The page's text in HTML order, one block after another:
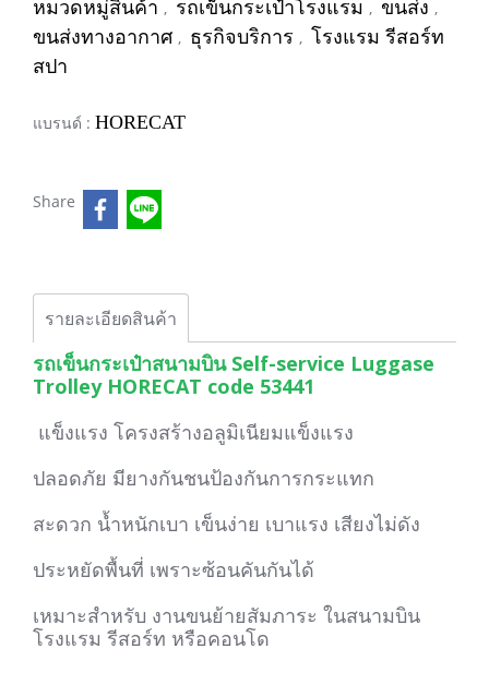
หมวดหมู่สินค้า , รถเข็นกระเป๋าโรงแรม , ขนส่ง ,
ขนส่งทางอากาศ , ธุรกิจบริการ , โรงแรม รีสอร์ท
สปา
แบรนด์ : HORECAT
Share
รายละเอียดสินค้า
รถเข็นกระเป๋าสนามบิน Self-service Luggase
Trolley HORECAT code 53441
แข็งแรง โครงสร้างอลูมิเนียมแข็งแรง
ปลอดภัย มียางกันชนป้องกันการกระแทก
สะดวก น้ำหนักเบา เข็นง่าย เบาแรง เสียงไม่ดัง
ประหยัดพื้นที่ เพราะซ้อนคันกันได้
เหมาะสำหรับ งานขนย้ายสัมภาระ ในสนามบิน
โรงแรม รีสอร์ท หรือคอนโด